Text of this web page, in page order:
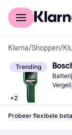
Voor shoppers
Klarna/Shoppen/
Trending
+2
Batterij
Probeer flexibele